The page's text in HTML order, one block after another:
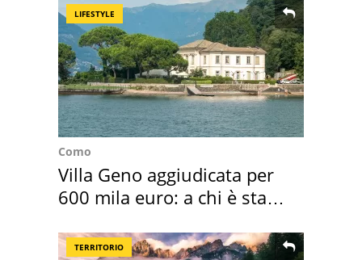
LIFESTYLE
Como
Villa Geno aggiudicata per
600 mila euro: a chi è stata
TERRITORIO